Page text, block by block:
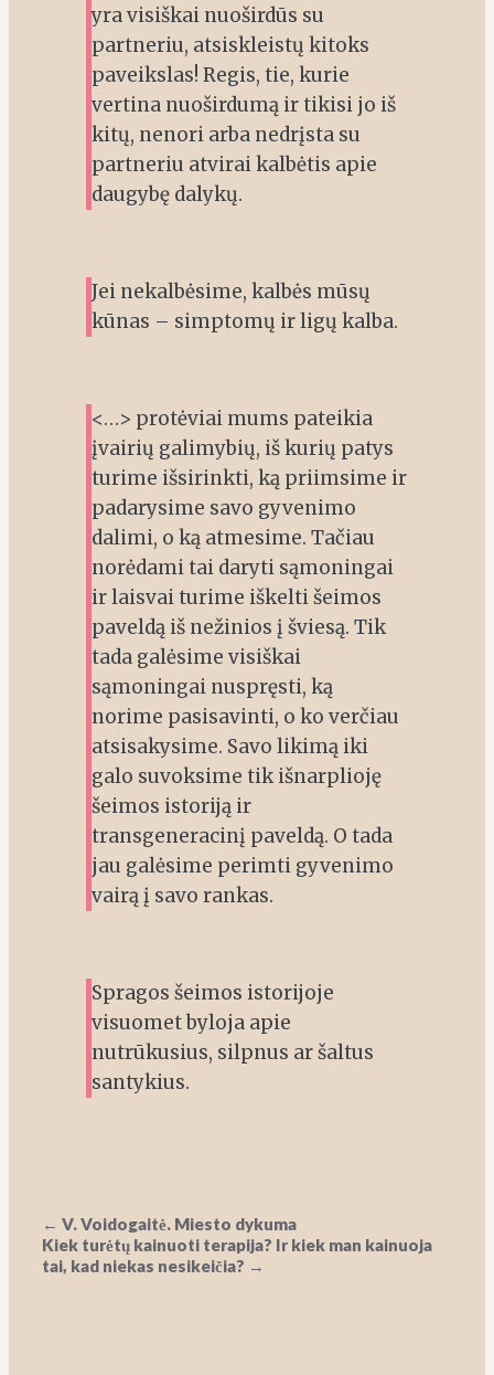
yra visiškai nuoširdūs su
partneriu, atsiskleistų kitoks
paveikslas! Regis, tie, kurie
vertina nuoširdumą ir tikisi jo iš
kitų, nenori arba nedrįsta su
partneriu atvirai kalbėtis apie
daugybę dalykų.
Jei nekalbėsime, kalbės mūsų
kūnas – simptomų ir ligų kalba.
<…> protėviai mums pateikia
įvairių galimybių, iš kurių patys
turime išsirinkti, ką priimsime ir
padarysime savo gyvenimo
dalimi, o ką atmesime. Tačiau
norėdami tai daryti sąmoningai
ir laisvai turime iškelti šeimos
paveldą iš nežinios į šviesą. Tik
tada galėsime visiškai
sąmoningai nuspręsti, ką
norime pasisavinti, o ko verčiau
atsisakysime. Savo likimą iki
galo suvoksime tik išnarplioję
šeimos istoriją ir
transgeneracinį paveldą. O tada
jau galėsime perimti gyvenimo
vairą į savo rankas.
Spragos šeimos istorijoje
visuomet byloja apie
nutrūkusius, silpnus ar šaltus
santykius.
Post
navigation
← V. Voidogaitė. Miesto dykuma
Kiek turėtų kainuoti terapija? Ir kiek man kainuoja
tai, kad niekas nesikeičia? →